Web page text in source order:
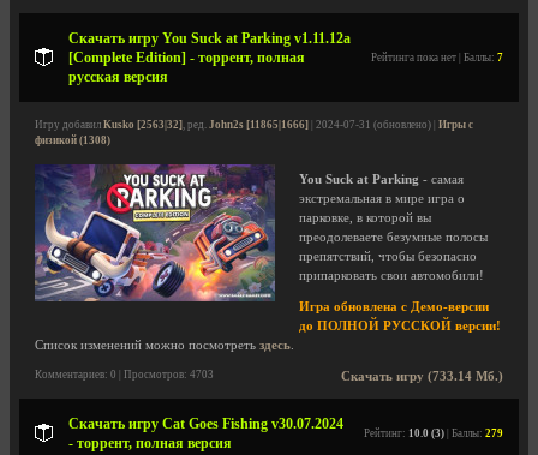
Скачать игру You Suck at Parking v1.11.12a
[Complete Edition] - торрент, полная
русская версия
Рейтинга пока нет | Баллы: 7
Игру добавил Kusko [2563|32], ред. John2s [11865|1666] | 2024-07-31 (обновлено) | Игры с
физикой (1308)
You Suck at Parking - самая
экстремальная в мире игра о
парковке, в которой вы
преодолеваете безумные полосы
препятствий, чтобы безопасно
припарковать свои автомобили!
Игра обновлена с Демо-версии
до ПОЛНОЙ РУССКОЙ версии!
Список изменений можно посмотреть здесь
Скачать игру (733.14 Мб.)
Комментариев: 0 | Просмотров: 4703
Скачать игру Cat Goes Fishing v30.07.2024
- торрент, полная версия
Рейтинг: 10.0 (3) | Баллы: 279